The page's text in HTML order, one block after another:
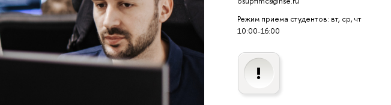
Режим приема студентов: вт, ср, чт
10:00-16:00